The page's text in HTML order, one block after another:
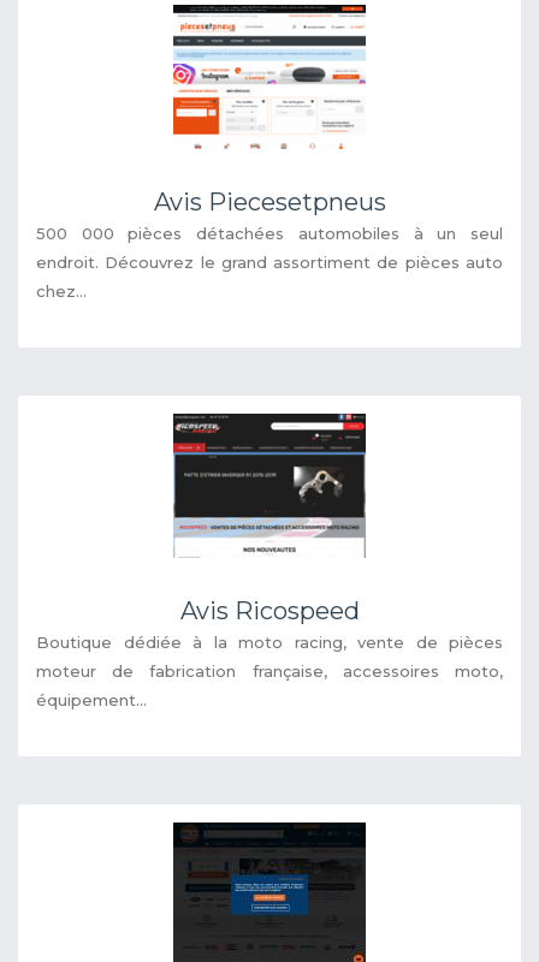
Avis Piecesetpneus
500 000 pièces détachées automobiles à un seul
endroit. Découvrez le grand assortiment de pièces auto
chez...
Avis Ricospeed
Boutique dédiée à la moto racing, vente de pièces
moteur de fabrication française, accessoires moto,
équipement...